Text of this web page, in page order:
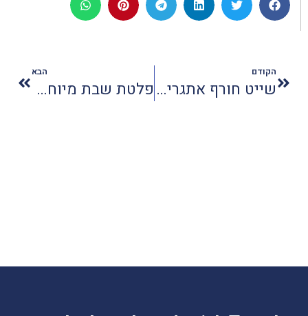
הקודם
שייט חורף אתגרי בקייקי כפר בלום
הבא
פלטת שבת מיוחדת לנסיעות